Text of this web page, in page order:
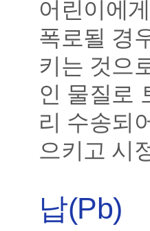
어린이에
폭로될 경
키는 것으
인 물질로
리 수송되
으키고 시
납(Pb)